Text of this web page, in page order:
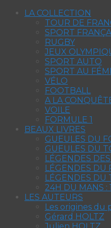
LA COLLECTION
TOUR DE
SPORT
RUGBY
JEUX
SPORT AUTO
SPORT AU
VÉLO
FOOTBALL
A LA
VOILE
FORMULE 1
BEAUX LIVRES
GUEULES DU
GUEULES DU
LÉGENDES
LÉGENDES DU
LÉGENDES DU
24H DU MANS :
LES AUTEURS
Les origines du
Gérard HOLTZ